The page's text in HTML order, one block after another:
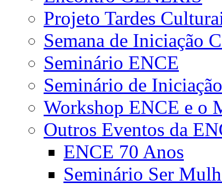
Projeto Tardes
Semana de Iniciação
Seminário ENCE
Seminário de
Workshop ENCE e o
Outros Eventos da
ENCE 70 Anos
Seminário Ser